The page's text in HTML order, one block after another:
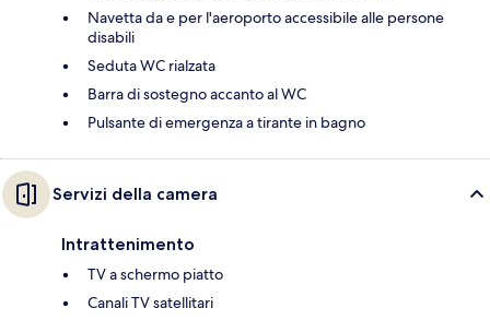
Navetta da e per l'aeroporto accessibile alle persone
disabili
Seduta WC rialzata
Barra di sostegno accanto al WC
Pulsante di emergenza a tirante in bagno
Servizi della camera
Intrattenimento
TV a schermo piatto
Canali TV satellitari